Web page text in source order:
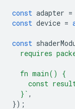
const adapter =
const device =
const
requires
  fn main() {
const
  }`
,
});